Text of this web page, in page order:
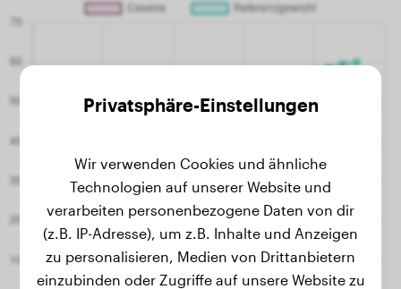
Privatsphäre-Einstellungen
Wir verwenden Cookies und ähnliche
Technologien auf unserer Website und
verarbeiten personenbezogene Daten von dir
(z.B. IP-Adresse), um z.B. Inhalte und Anzeigen
zu personalisieren, Medien von Drittanbietern
einzubinden oder Zugriffe auf unsere Website zu